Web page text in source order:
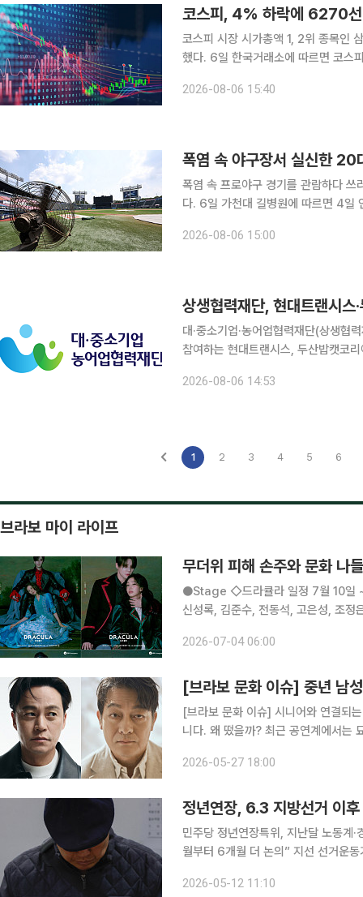
코스피 시장 시가총액 1, 2위 종목인
했다. 6일 한국거래소에 따르면 코스피 지수는 전 거래일 대비 301.88포인트(4.58%) 내린
6550.94까지 오르기도 했으나
2026-08-06 15:40
폭염 속 야구장서 실신한
폭염 속 프로야구 경기를 관람하다
다. 6일 가천대 길병원에 따르면 4일 인천 SSG랜더스필드에서 열린 SSG 랜더스와 LG 트윈스의
2026-08-06 15:00
상생협력재단, 현대트랜시스
대·중소기업·농어업협력재단(상생협
참여하는 현대트랜시스, 두산밥캣코
출업종 공급망 ESG 지원 시범사업’
2026-08-06 14:53
1 2 3 4 5 6
브라보 마이 라이프
무더위 피해 손주와 문화 나
●Stage ◇드라큘라 일정 7월 10일 ~ 10월 18일 장소 LG아트센터 서울 연출 데이빗 스완 출연
신성록, 김준수, 전동석, 고은성, 조
동안 단 한 사람만을 사랑한 드
2026-07-04 06:00
[브라보 문화 이슈] 중년 남
[브라보 문화 이슈] 시니어와 연결되
니다. 왜 떴을까? 최근 공연계에서는 묘한 장면이 펼쳐지고 있다. 러시아 극작가 안톤 체호프의 대표
그리고 조성하·심은경 주연의 ‘반야 아
2026-05-27 18:00
정년연장, 6.3 지방선거 이
민주당 정년연장특위, 지난달 노동계
월부터 6개월 더 논의” 지선 선거운동기간 이달
율이 쉽지 않은 데다, 노동계와 경영
2026-05-12 11:10